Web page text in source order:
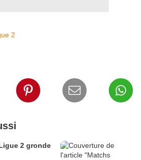
2
2 gronde